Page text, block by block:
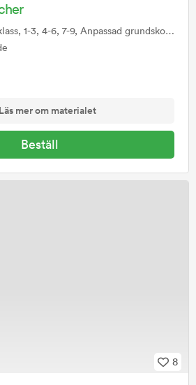
9, Anpassad grundskola, Gymnasiet, Anpassad gymnasieskola
Läs mer om materialet
Beställ
8